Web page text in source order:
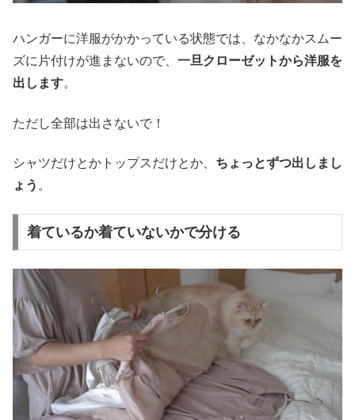
ハンガーに洋服がかかっている状態では、なかなかスムー
ズに片付けが進まないので、 一旦クローゼットから洋服を
出します。
ただし全部は出さないで！
シャツだけとかトップスだけとか、 ちょっとずつ出しまし
ょう 。
着ているか着ていないかで分ける